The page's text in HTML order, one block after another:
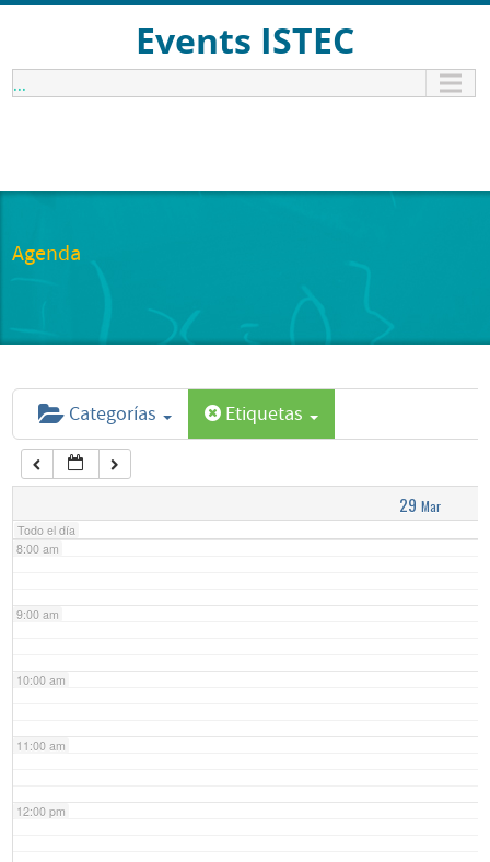
Events ISTEC
...
Agenda
Categorías Etiquetas
29 Mar
Todo el día
1:00 am
6:00 am
7:00 am
8:00 am
9:00 am
10:00 am
11:00 am
12:00 pm